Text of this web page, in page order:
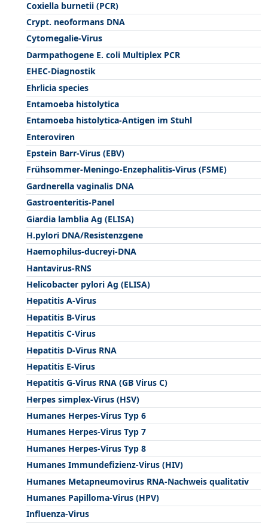
Coxiella burnetii (PCR)
Crypt. neoformans DNA
Cytomegalie-Virus
Darmpathogene E. coli Multiplex PCR
EHEC-Diagnostik
Ehrlicia species
Entamoeba histolytica
Entamoeba histolytica-Antigen im Stuhl
Enteroviren
Epstein Barr-Virus (EBV)
Frühsommer-Meningo-Enzephalitis-Virus (FSME)
Gardnerella vaginalis DNA
Gastroenteritis-Panel
Giardia lamblia Ag (ELISA)
H.pylori DNA/Resistenzgene
Haemophilus-ducreyi-DNA
Hantavirus-RNS
Helicobacter pylori Ag (ELISA)
Hepatitis A-Virus
Hepatitis B-Virus
Hepatitis C-Virus
Hepatitis D-Virus RNA
Hepatitis E-Virus
Hepatitis G-Virus RNA (GB Virus C)
Herpes simplex-Virus (HSV)
Humanes Herpes-Virus Typ 6
Humanes Herpes-Virus Typ 7
Humanes Herpes-Virus Typ 8
Humanes Immundefizienz-Virus (HIV)
Humanes Metapneumovirus RNA-Nachweis qualitativ
Humanes Papilloma-Virus (HPV)
Influenza-Virus